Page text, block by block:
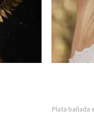
Plata bañada